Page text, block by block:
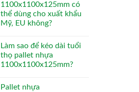
1100x1100x125mm có
thể dùng cho xuất khẩu
Mỹ, EU không?
Làm sao để kéo dài tuổi
thọ pallet nhựa
1100x1100x125mm?
Pallet nhựa